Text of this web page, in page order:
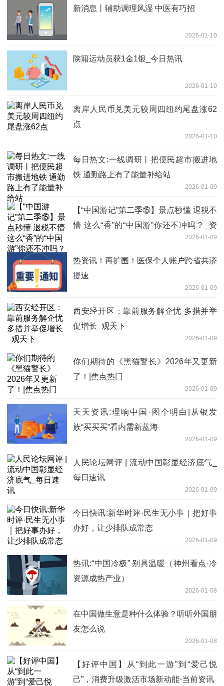
新消息丨辅助调理风湿 中医有巧招
2026-01-10
陕籍运动员获1金1银_今日热讯
2026-01-10
离岸人民币兑美元较周四纽约尾盘涨62
点
2026-01-10
每日热文:一线调研丨把便民超市搬进地
铁 通勤路上有了能量补给站
2026-01-09
【“中国游记”第二季⑮】景点秒懂 退税不
懵 这么“香”的“中国游”你还不冲吗？_资
2026-01-09
热资讯！再扩围！医保个人账户跨省共济
提速
2026-01-09
西安经开区：靠前服务解企忧 多措并举
促增长_观天下
2026-01-09
你们期待的《黑猫警长》2026年又更新
了！|焦点热门
2026-01-09
天天资讯:理响中国·图个明白|从银发
族“买买买”看内需新蓝海
2026-01-09
人民论坛网评 | 流动中国彰显经济底气_
每日速讯
2026-01-09
今日快讯:新华时评·民生无小事｜把好事
办好，让少排队成常态
2026-01-09
热讯:“中国冷极” 别具温暖（神州看点·冷
资源成热产业）
2026-01-08
在中国做生意是种什么体验？听听外国朋
友怎么说
2026-01-08
【好评中国】从“到此一游”到“爱己悦
己”，消费升级激活市场新动能-当前资讯